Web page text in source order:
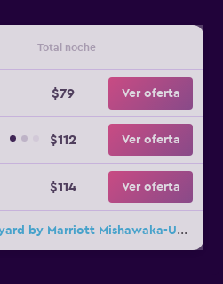
Total noche
$79 Ver oferta
$112 Ver oferta
$114 Ver oferta
20 ofertas más de Courtyard by Marriott Mishawaka-University Area